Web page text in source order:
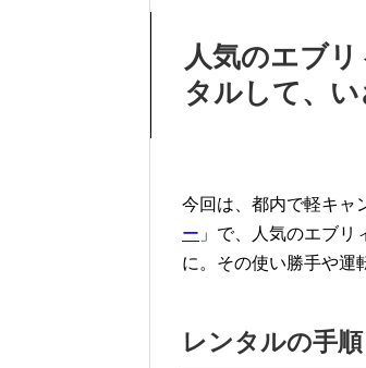
人気のエブ
タルして、
今回は、都内で軽キャ
ー 」で、人気のエブ
に。その使い勝手や運
レンタルの手